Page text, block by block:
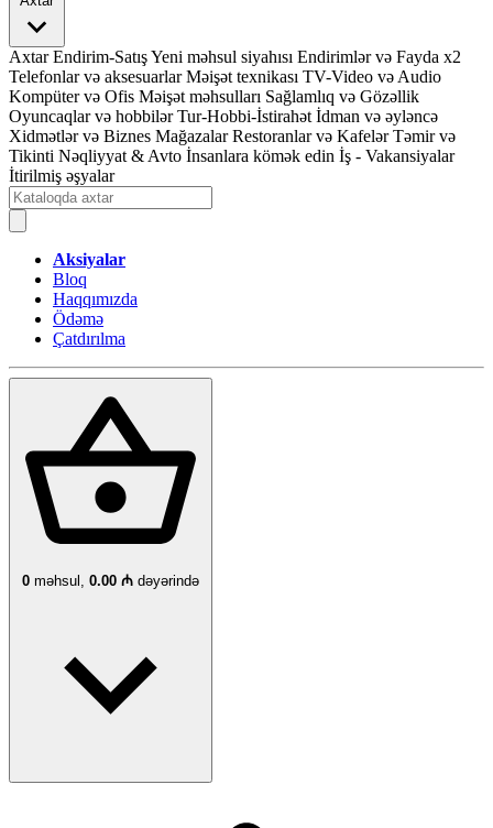
Axtar Endirim-SatışYeni məhsul siyahısı Endirimlər və Fayda x2
Telefonlar və aksesuarlar Məişət texnikası TV-Video və Audio
Kompüter və Ofis Məişət məhsulları Sağlamlıq və Gözəllik
Oyuncaqlar və hobbilər Tur-Hobbi-İstirahət İdman və əyləncə
Xidmətlər və Biznes Mağazalar Restoranlar və Kafelər Təmir və
Tikinti Nəqliyyat & Avto İnsanlara kömək edin İş - Vakansiyalar
İtirilmiş əşyalar
Aksiyalar
Bloq
Haqqımızda
Ödəmə
Çatdırılma
0 məhsul, 0.00 ₼ dəyərində